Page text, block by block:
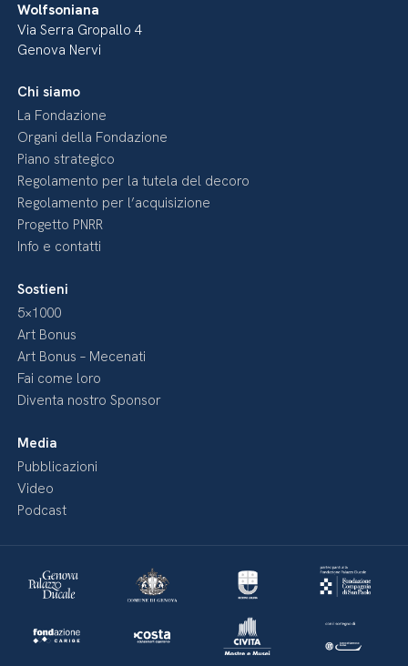
Wolfsoniana
Via Serra Gropallo 4
Genova Nervi
Chi siamo
La Fondazione
Organi della Fondazione
Piano strategico
Regolamento per la tutela del decoro
Regolamento per l’acquisizione
Progetto PNRR
Info e contatti
Sostieni
5×1000
Art Bonus
Art Bonus – Mecenati
Fai come loro
Diventa nostro Sponsor
Media
Pubblicazioni
Video
Podcast